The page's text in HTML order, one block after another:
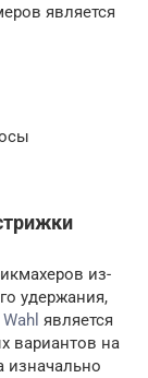
является
из-
удержания,
является
вариантов на
изначально